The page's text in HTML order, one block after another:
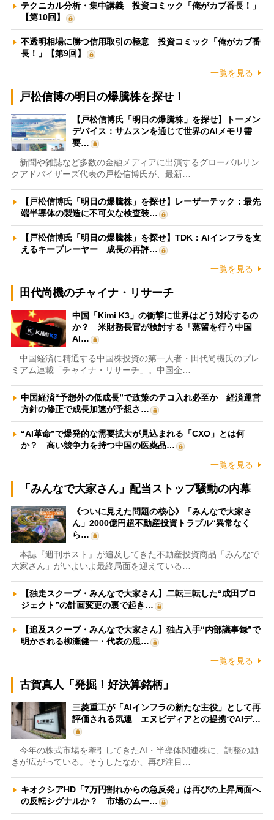
テクニカル分析・集中講義 投資コミック「俺がカブ番長！」
【第10回】
不透明相場に勝つ信用取引の極意 投資コミック「俺がカブ番
長！」【第9回】
一覧を見る
戸松信博の明日の爆騰株を探せ！
【戸松信博氏「明日の爆騰株」を探せ】トーメン
デバイス：サムスンを通じて世界のAIメモリ需
要…
新聞や雑誌など多数の金融メディアに出演するグローバルリン
クアドバイザーズ代表の戸松信博氏が、最新…
【戸松信博氏「明日の爆騰株」を探せ】レーザーテック：最先
端半導体の製造に不可欠な検査装…
【戸松信博氏「明日の爆騰株」を探せ】TDK：AIインフラを支
えるキープレーヤー 成長の再評…
一覧を見る
田代尚機のチャイナ・リサーチ
中国「Kimi K3」の衝撃に世界はどう対応するの
か？ 米財務長官が検討する「蒸留を行う中国
AI…
中国経済に精通する中国株投資の第一人者・田代尚機氏のプレ
ミアム連載「チャイナ・リサーチ」。中国企…
中国経済“予想外の低成長”で政策のテコ入れ必至か 経済運営
方針の修正で成長加速が予想さ…
“AI革命”で爆発的な需要拡大が見込まれる「CXO」とは何
か？ 高い競争力を持つ中国の医薬品…
一覧を見る
「みんなで大家さん」配当ストップ騒動の内幕
《ついに見えた問題の核心》「みんなで大家さ
ん」2000億円超不動産投資トラブル“異常なく
ら…
本誌『週刊ポスト』が追及してきた不動産投資商品「みんなで
大家さん」がいよいよ最終局面を迎えている…
【独走スクープ・みんなで大家さん】二転三転した“成田プロ
ジェクト”の計画変更の裏で起き…
【追及スクープ・みんなで大家さん】独占入手“内部議事録”で
明かされる柳瀬健一・代表の思…
一覧を見る
古賀真人「発掘！好決算銘柄」
三菱重工が「AIインフラの新たな主役」として再
評価される気運 エヌビディアとの提携でAIデ…
今年の株式市場を牽引してきたAI・半導体関連株に、調整の動
きが広がっている。そうしたなか、再び注目…
キオクシアHD「7万円割れからの急反発」は再びの上昇局面へ
の反転シグナルか？ 市場のムー…